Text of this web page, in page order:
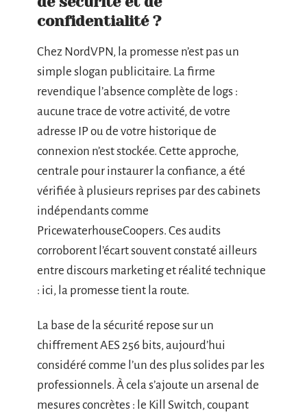
confidentialité ?
Chez NordVPN, la promesse n’est pas un
simple slogan publicitaire. La firme
revendique l’absence complète de logs :
aucune trace de votre activité, de votre
adresse IP ou de votre historique de
connexion n’est stockée. Cette approche,
centrale pour instaurer la confiance, a été
vérifiée à plusieurs reprises par des cabinets
indépendants comme
PricewaterhouseCoopers. Ces audits
corroborent l’écart souvent constaté ailleurs
entre discours marketing et réalité technique
: ici, la promesse tient la route.
La base de la sécurité repose sur un
chiffrement AES 256 bits, aujourd’hui
considéré comme l’un des plus solides par les
professionnels. À cela s’ajoute un arsenal de
mesures concrètes : le Kill Switch, coupant